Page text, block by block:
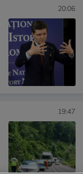
20:06
19:47